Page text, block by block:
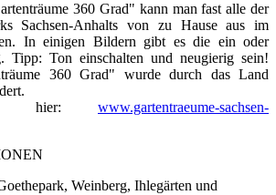
360 Grad" kann man fast alle der
Sachsen-Anhalts von zu Hause aus im
In einigen Bildern gibt es die ein oder
Tipp: Ton einschalten und neugierig sein!
360 Grad" wurde durch das Land
hier: www.gartentraeume-sachsen-
Weinberg, Ihlegärten und